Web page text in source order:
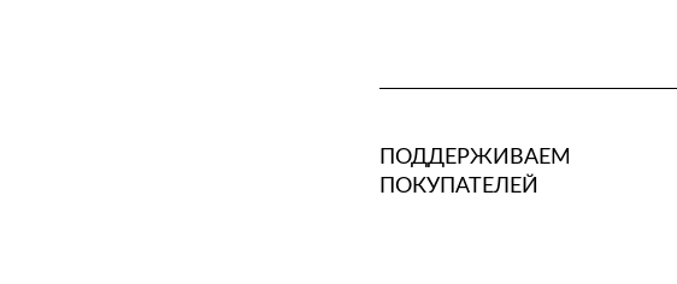
ПОДДЕРЖИВАЕМ
ПОКУПАТЕЛЕЙ